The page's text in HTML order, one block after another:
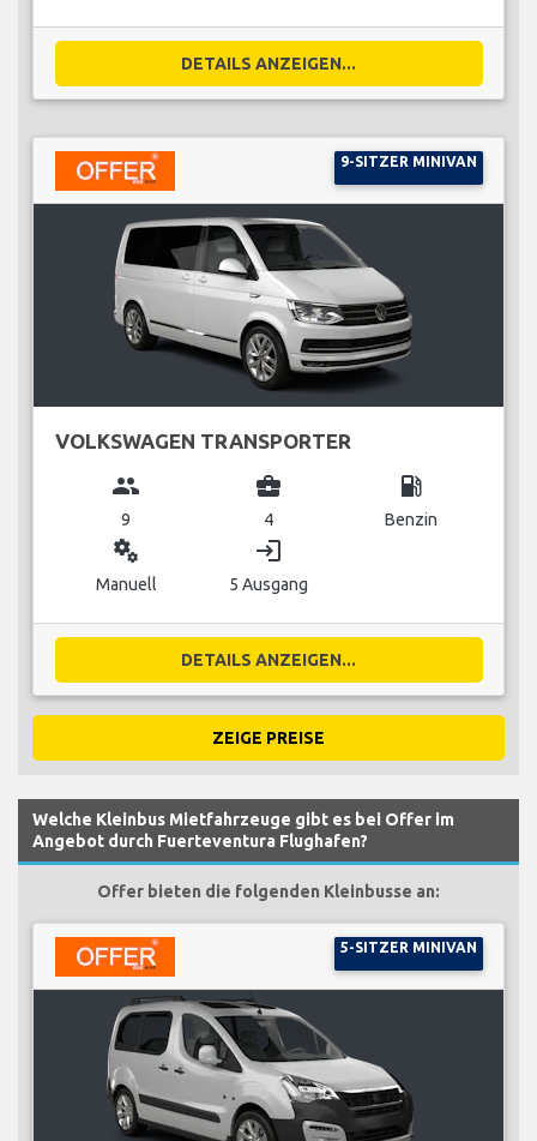
DETAILS ANZEIGEN...
9-SITZER MINIVAN
VOLKSWAGEN TRANSPORTER
group
9
business_center
4
local_gas_station
Benzin
miscellaneous_services
Manuell
login
5 Ausgang
DETAILS ANZEIGEN...
ZEIGE PREISE
Welche Kleinbus Mietfahrzeuge gibt es bei Offer im
Angebot durch Fuerteventura Flughafen?
Offer bieten die folgenden Kleinbusse an:
5-SITZER MINIVAN